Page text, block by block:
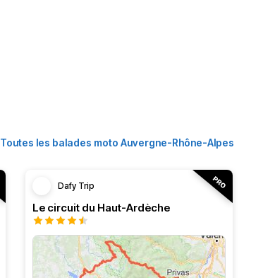
Toutes les balades moto Auvergne-Rhône-Alpes
Dafy Trip
Le circuit du Haut-Ardèche